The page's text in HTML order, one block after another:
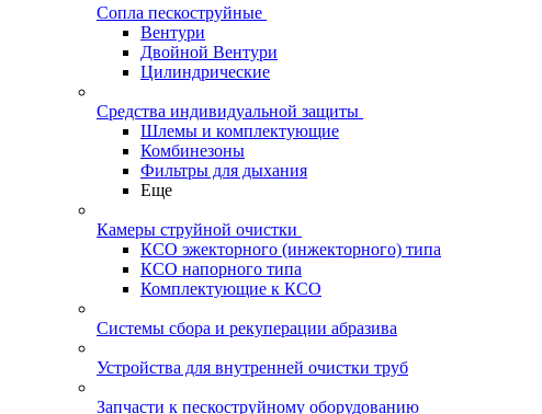
Сопла пескоструйные
Вентури
Двойной Вентури
Цилиндрические
Средства индивидуальной защиты
Шлемы и комплектующие
Комбинезоны
Фильтры для дыхания
Еще
Камеры струйной очистки
КСО эжекторного (инжекторного) типа
КСО напорного типа
Комплектующие к КСО
Системы сбора и рекуперации абразива
Устройства для внутренней очистки труб
Запчасти к пескоструйному оборудованию